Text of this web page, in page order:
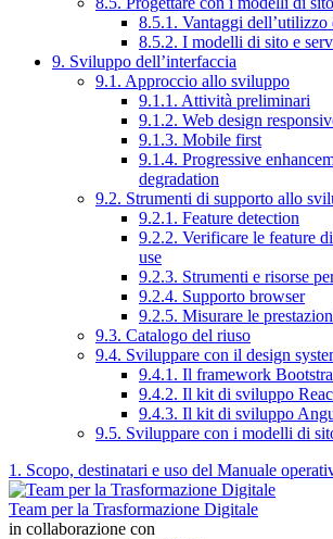
8.5.1. Vantaggi dell’utilizzo
8.5.2. I modelli di sito e
9. Sviluppo dell’interfaccia
9.1. Approccio allo sviluppo
9.1.1. Attività preliminari
9.1.2. Web design
9.1.3. Mobile first
9.1.4. Progressive
degradation
9.2. Strumenti di supporto allo
9.2.1. Feature detection
9.2.2. Verificare le feature
use
9.2.3. Strumenti e risorse
9.2.4. Supporto browser
9.2.5. Misurare le
9.3. Catalogo del riuso
9.4. Sviluppare con il design
9.4.1. Il framework
9.4.2. Il kit di sviluppo
9.4.3. Il kit di sviluppo
9.5. Sviluppare con i modelli di
1. Scopo, destinatari e uso del Manuale
Team per la Trasformazione Digitale
in collaborazione con